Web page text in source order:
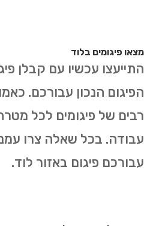
מצאו פיגומים בלוד
התייעצו עכשיו עם קבלן
הפיגום הנכון עבורכם.
רבים של פיגומים לכל
עבודה. בכל שאלה צרו
עבורכם פיגום באזור לוד.